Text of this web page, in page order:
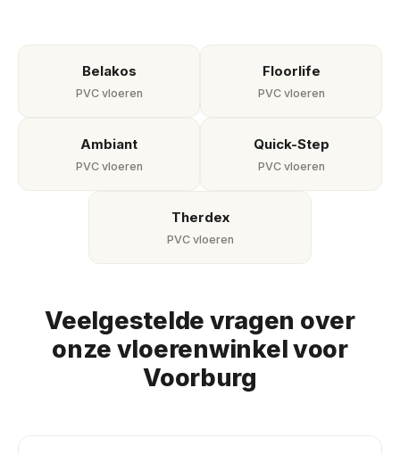
Belakos
PVC vloeren
Floorlife
PVC vloeren
Ambiant
PVC vloeren
Quick-Step
PVC vloeren
Therdex
PVC vloeren
Veelgestelde vragen over
onze vloerenwinkel voor
Voorburg